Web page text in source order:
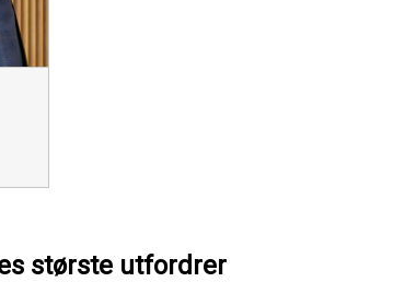
største utfordrer